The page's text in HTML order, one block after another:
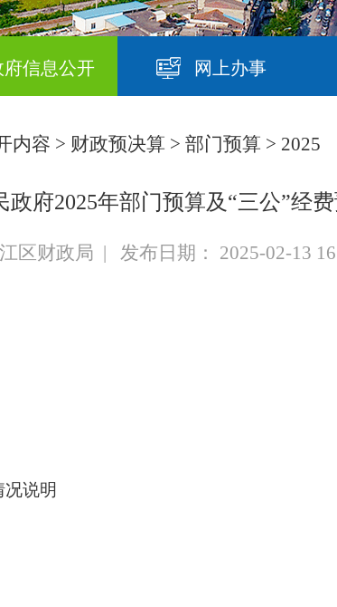
府信息公开 网上办事
内容 > 财政预决算 > 部门预算 > 2025
府2025年部门预算及“三公”经
区财政局 | 发布日期： 2025-02-13
说明